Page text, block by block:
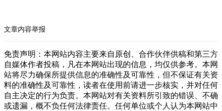
文章内容举报
免责声明：本网站内容主要来自原创、合作伙伴供稿和第三方
自媒体作者投稿，凡在本网站出现的信息，均仅供参考。本网
站将尽力确保所提供信息的准确性及可靠性，但不保证有关资
料的准确性及可靠性，读者在使用前请进一步核实，并对任何
自主决定的行为负责。本网站对有关资料所引致的错误、不确
或遗漏，概不负任何法律责任。任何单位或个人认为本网站中